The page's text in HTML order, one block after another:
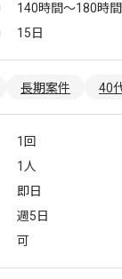
140時間〜180時間
15日
長期案件 40
1回
1人
即日
週5日
可